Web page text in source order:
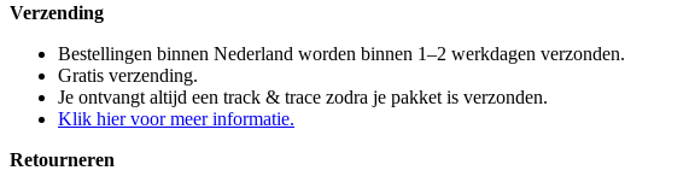
Verzending
Bestellingen binnen Nederland worden binnen 1–2 werkdagen verzonden.
Gratis verzending.
Je ontvangt altijd een track & trace zodra je pakket is verzonden.
Klik hier voor meer informatie.
Retourneren